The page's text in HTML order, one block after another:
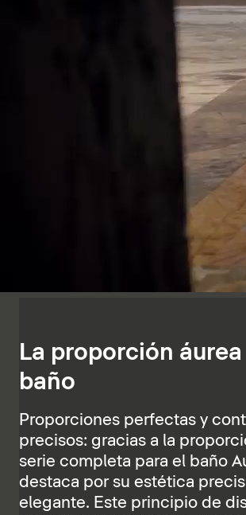
La proporción
baño
Proporciones perfectas y
precisos: gracias a la
serie completa para el baño
destaca por su estética
elegante. Este principio de